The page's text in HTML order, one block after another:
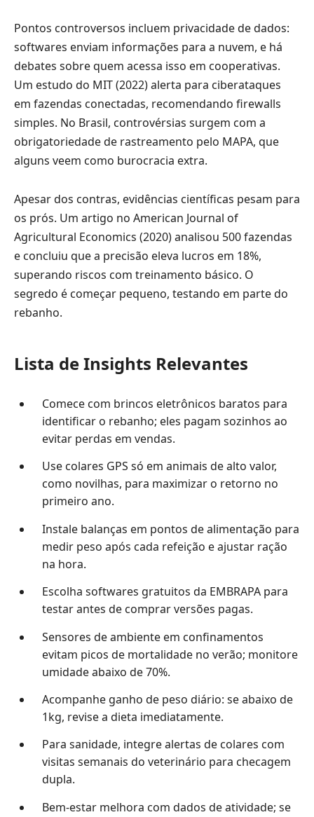
Pontos controversos incluem privacidade de dados:
softwares enviam informações para a nuvem, e há
debates sobre quem acessa isso em cooperativas.
Um estudo do MIT (2022) alerta para ciberataques
em fazendas conectadas, recomendando firewalls
simples. No Brasil, controvérsias surgem com a
obrigatoriedade de rastreamento pelo MAPA, que
alguns veem como burocracia extra.
Apesar dos contras, evidências científicas pesam para
os prós. Um artigo no American Journal of
Agricultural Economics (2020) analisou 500 fazendas
e concluiu que a precisão eleva lucros em 18%,
superando riscos com treinamento básico. O
segredo é começar pequeno, testando em parte do
rebanho.
Lista de Insights Relevantes
Comece com brincos eletrônicos baratos para
identificar o rebanho; eles pagam sozinhos ao
evitar perdas em vendas.
Use colares GPS só em animais de alto valor,
como novilhas, para maximizar o retorno no
primeiro ano.
Instale balanças em pontos de alimentação para
medir peso após cada refeição e ajustar ração
na hora.
Escolha softwares gratuitos da EMBRAPA para
testar antes de comprar versões pagas.
Sensores de ambiente em confinamentos
evitam picos de mortalidade no verão; monitore
umidade abaixo de 70%.
Acompanhe ganho de peso diário: se abaixo de
1kg, revise a dieta imediatamente.
Para sanidade, integre alertas de colares com
visitas semanais do veterinário para checagem
dupla.
Bem-estar melhora com dados de atividade; se